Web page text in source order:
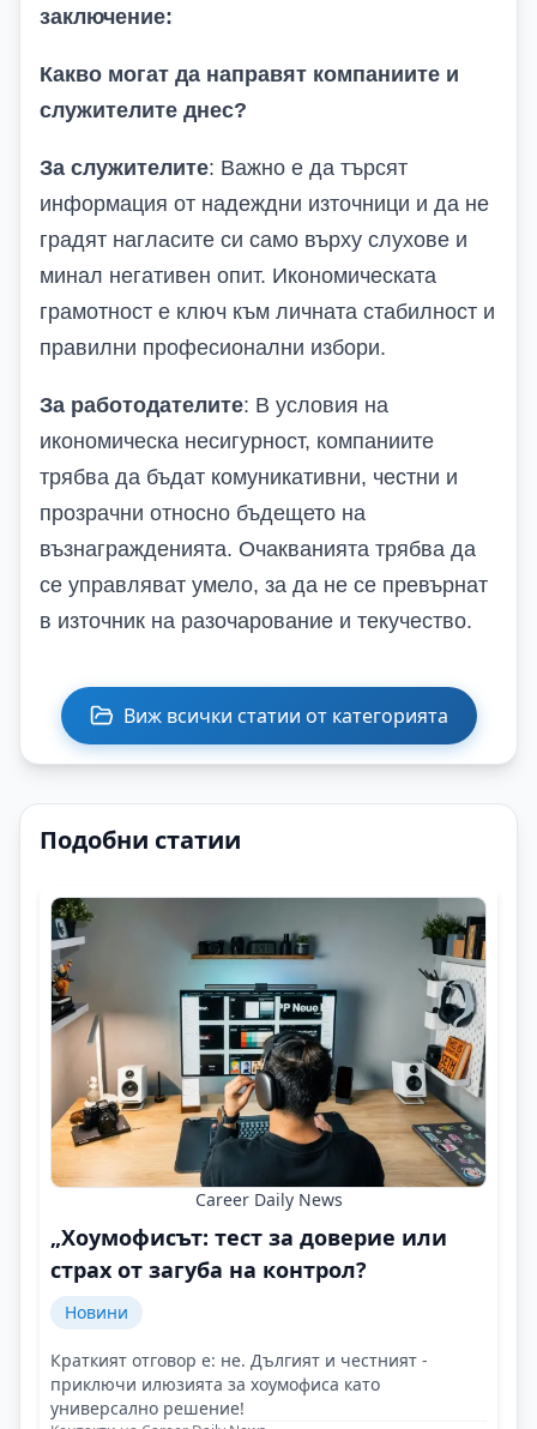
заключение:
Какво могат да направят компаниите и
служителите днес?
За служителите: Важно е да търсят
информация от надеждни източници и да не
градят нагласите си само върху слухове и
минал негативен опит. Икономическата
грамотност е ключ към личната стабилност и
правилни професионални избори.
За работодателите: В условия на
икономическа несигурност, компаниите
трябва да бъдат комуникативни, честни и
прозрачни относно бъдещето на
възнагражденията. Очакванията трябва да
се управляват умело, за да не се превърнат
в източник на разочарование и текучество.
Виж всички статии от категорията
Подобни статии
Career Daily News
„Хоумофисът: тест за доверие или
страх от загуба на контрол?
Новини
Краткият отговор е: не. Дългият и честният -
приключи илюзията за хоумофиса като
универсално решение!